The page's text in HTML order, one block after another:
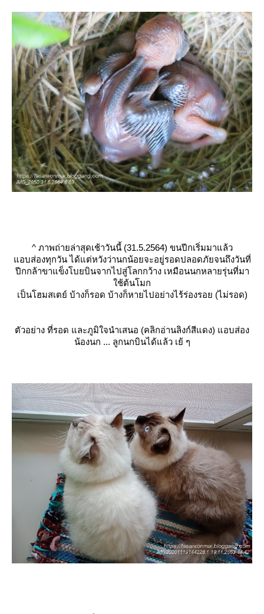
^ภาพถ่ายล่าสุดเช้าวันนี้ (31.5.2564) ขนปีกเริ่มมาแล้ว
อบส่องทุกวัน ได้แต่หวังว่านกน้อยจะอยู่รอดปลอดภัยจนถึงวันที่
ปีกกล้าขาแข็งโบยบินจากไปสู่โลกกว้าง เหมือนนกหลายรุ่นที่มา
ช้ต้นโมก
เป็นโฮมสเตย์ บ้างก็รอด บ้างก็หายไปอย่างไร้ร่องรอย (ไม่รอด)
ตัวอย่าง ที่รอด และภูมิใจนำเสนอ (คลิกอ่านลิงก์สีแดง) อบส่อง
น้องนก ... ลูกนกบินได้แล้ว เย้ ๆ